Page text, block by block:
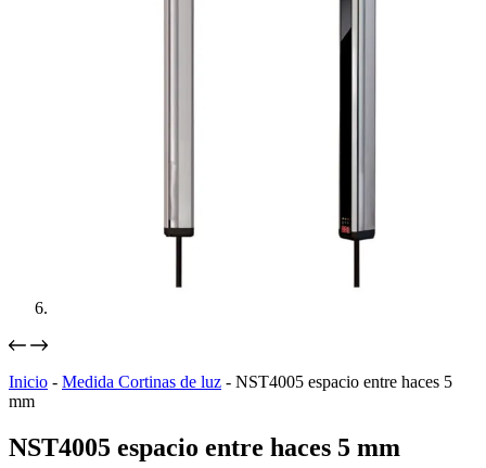
Inicio - Medida Cortinas de luz - NST4005 espacio entre haces 5
mm
NST4005 espacio entre haces 5 mm